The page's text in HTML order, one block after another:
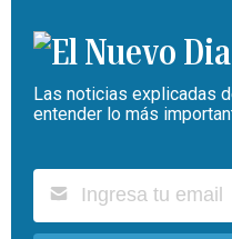
Las noticias explicadas
entender lo más